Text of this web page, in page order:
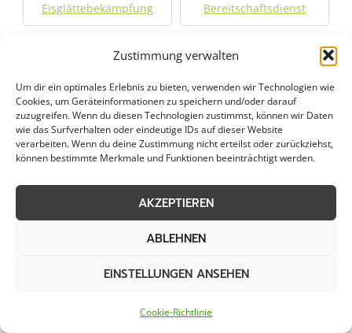
Zustimmung verwalten
Um dir ein optimales Erlebnis zu bieten, verwenden wir Technologien wie
Cookies, um Geräteinformationen zu speichern und/oder darauf
zuzugreifen. Wenn du diesen Technologien zustimmst, können wir Daten
wie das Surfverhalten oder eindeutige IDs auf dieser Website
verarbeiten. Wenn du deine Zustimmung nicht erteilst oder zurückziehst,
können bestimmte Merkmale und Funktionen beeinträchtigt werden.
AKZEPTIEREN
ABLEHNEN
EINSTELLUNGEN ANSEHEN
Cookie-Richtlinie
Eisglättebekämpfung Bereitschaftsdienst
Schneeabtransport Notfallservice
Weitere Kategorien in Friedeburg
Grünpflege in
Gartenbau in Friedeburg
Friedeburg
Friedeburg
Dachreinigung in